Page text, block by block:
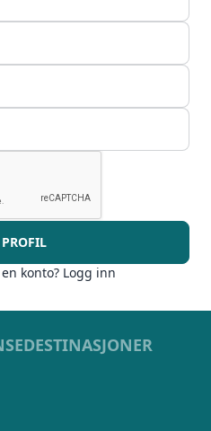
konto? Logg inn
priser og
på ønsket sted,